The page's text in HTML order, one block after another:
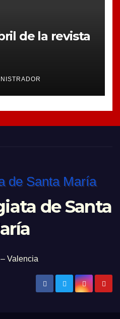
de la revista
de Santa
Valencia